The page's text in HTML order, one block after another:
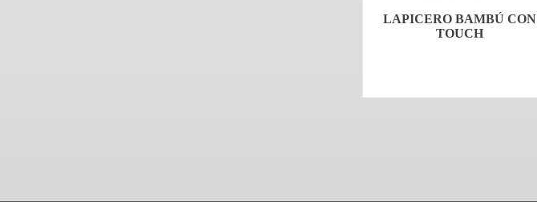
LAPICERO BAMBÚ CON
TOUCH